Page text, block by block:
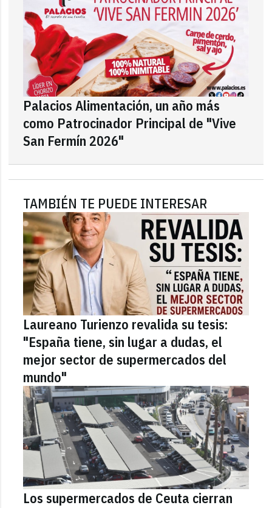
Palacios Alimentación, un año más
como Patrocinador Principal de "Vive
San Fermín 2026"
TAMBIÉN TE PUEDE INTERESAR
Laureano Turienzo revalida su tesis:
"España tiene, sin lugar a dudas, el
mejor sector de supermercados del
mundo"
Los supermercados de Ceuta cierran